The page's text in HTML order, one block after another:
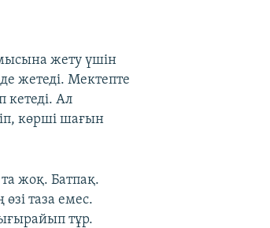
жету үшін
жетеді. Мектепте
кетеді. Ал
көрші шағын
жоқ. Батпақ.
таза емес.
тұр.